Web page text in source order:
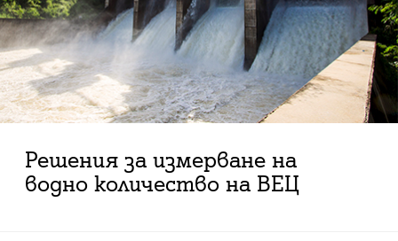
Решения за измерване на
водно количество на ВЕЦ